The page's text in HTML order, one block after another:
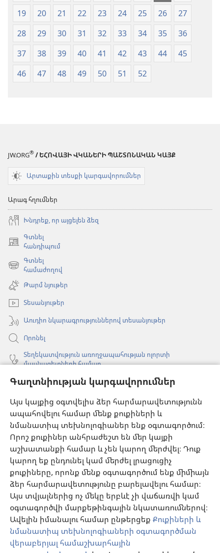
Գաղտնիության կարգավորումներ
Այս կայքից օգտվելիս ձեր հարմարավետությունն
ապահովելու համար մենք քուքիների և
նմանատիպ տեխնոլոգիաներ ենք օգտագործում։
Որոշ քուքիներ անհրաժեշտ են մեր կայքի
աշխատանքի համար և չեն կարող մերժվել։ Դուք
կարող եք ընդունել կամ մերժել լրացուցիչ
քուքիները, որոնք մենք օգտագործում ենք միմիայն
ձեր հարմարավետությունը բարելավելու համար։
Այս տվյալներից ոչ մեկը երբևէ չի վաճառվի կամ
օգտագործվի մարքեթինգային նկատառումներով։
Ավելին իմանալու համար ընթերցեք Քուքիների և
նմանատիպ տեխնոլոգիաների օգտագործման
վերաբերյալ համաշխարհային
19
20 21 22 23 24 25 26
27
28
29 30 31 32 33 34 35
36
37
38 39 40 41 42 43 44
45
46
47 48 49 50 51 52
JW.ORG® / ԵՀՈՎԱՅԻ ՎԿԱՆԵՐԻ ՊԱՇՏՈՆԱԿԱՆ ԿԱՅՔ
Արտաքին տեսքի կարգավորումներ
Արագ հղումներ
Խնդրեք, որ այցելեն ձեզ
Գտնել
հանդիպում
(բացվում
նոր
պատուհան)
Գտնել
համաժողով
(բացվում
նոր
պատուհան)
Թարմ նյութեր
Տեսանյութեր
Աուդիո նկարագրություններով տեսանյութեր
Որոնել
Տեղեկատվություն առողջապահության ոլորտի
մասնագետների համար
Գլոբալ հաղորդակցություն
Օգնություն
Նվիրատվություններ
(բացվում
է
նոր
պատուհան)
Դիտարանի ՕՆԼԱՅՆ ԳՐԱԴԱՐԱՆ
(բացվում
է
նոր
պատուհան)
JW Hub
(բացվում
է
նոր
պատուհան)
JW Library® հավելված
Watchtower Library